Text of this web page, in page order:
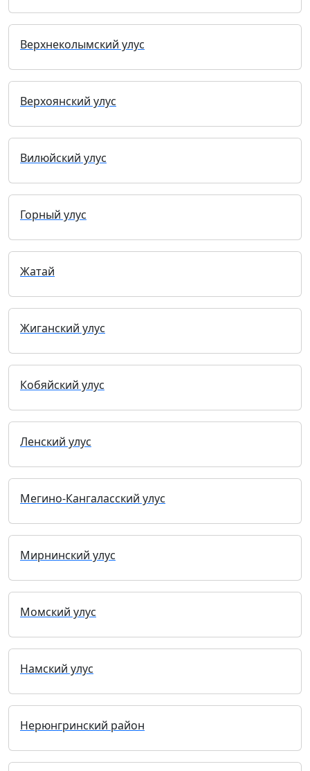
Верхнеколымский улус
Верхоянский улус
Вилюйский улус
Горный улус
Жатай
Жиганский улус
Кобяйский улус
Ленский улус
Мегино-Кангаласский улус
Мирнинский улус
Момский улус
Намский улус
Нерюнгринский район